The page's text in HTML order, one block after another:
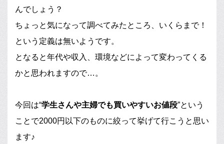
んでしょう？
ちょっと気になって調べてみたところ、いくらまで！
という定義は無いようです。
となると年代や収入、環境などによって変わってくる
かと思われますので…。
今回は“学生さんや主婦でも買いやすいお値段”という
ことで2000円以下のものに絞って挙げて行こうと思い
ます♪